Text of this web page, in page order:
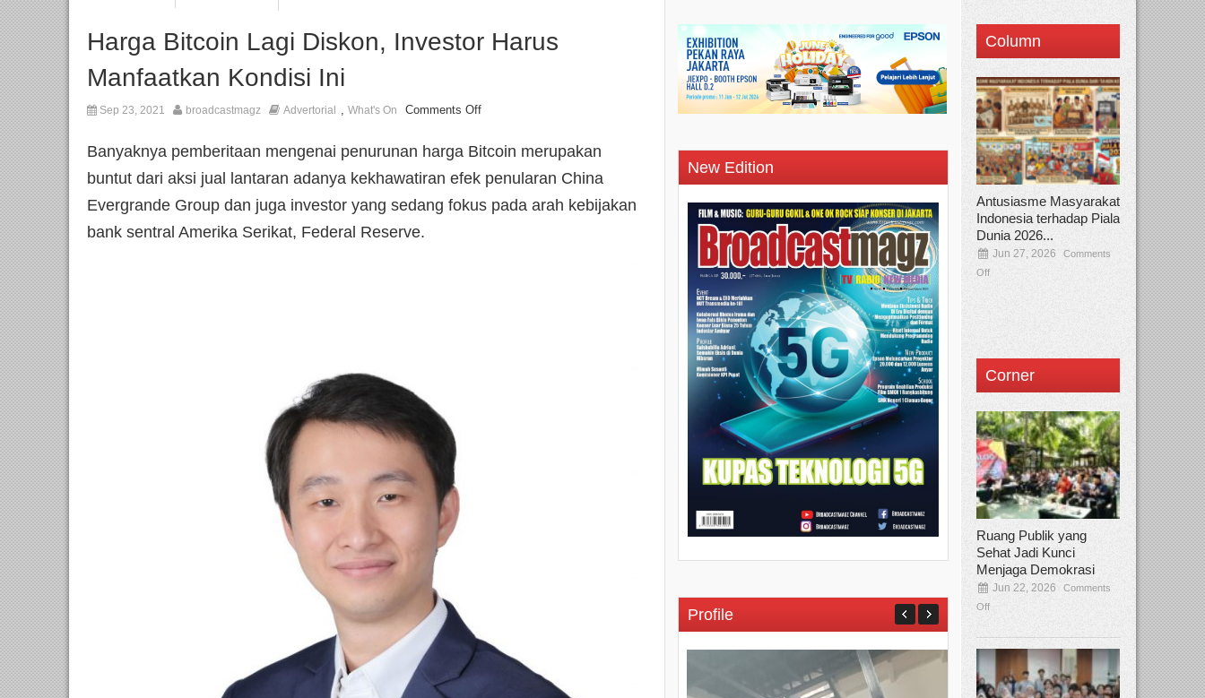
Harga Bitcoin Lagi Diskon, Investor Harus
Manfaatkan Kondisi Ini
Sep 23, 2021 broadcastmagz Advertorial , What's On Comments Off
Banyaknya pemberitaan mengenai penurunan harga Bitcoin merupakan
buntut dari aksi jual lantaran adanya kekhawatiran efek penularan China
Evergrande Group dan juga investor yang sedang fokus pada arah kebijakan
bank sentral Amerika Serikat, Federal Reserve.
New Edition
Profile
Column
Antusiasme Masyarakat
Indonesia terhadap Piala
Dunia 2026...
Jun 27, 2026
Comments
Off
Corner
Ruang Publik yang
Sehat Jadi Kunci
Menjaga Demokrasi
Jun 22, 2026
Comments
Off